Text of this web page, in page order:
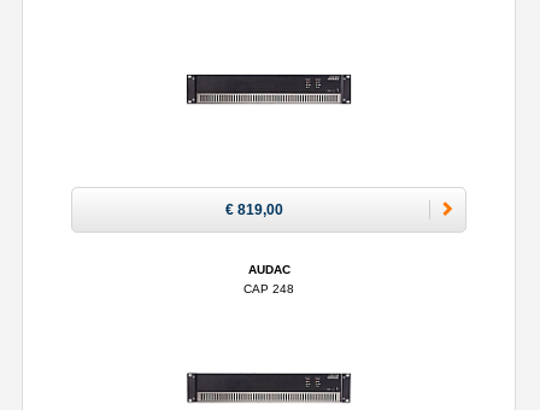
€ 819,00
AUDAC
CAP 248